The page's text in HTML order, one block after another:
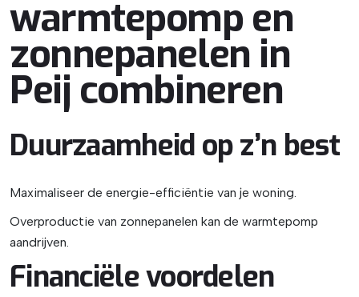
warmtepomp en
zonnepanelen in
Peij combineren
Duurzaamheid op z’n best
Maximaliseer de energie-efficiëntie van je woning.
Overproductie van zonnepanelen kan de warmtepomp
aandrijven.
Financiële voordelen